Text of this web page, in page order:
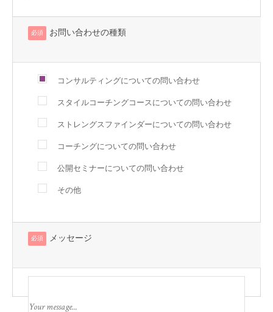
必須 お問い合わせの種類
コンサルティングについての問い合わせ
スタイルコーチングコースについての問い合わせ
ストレングスファインダーについての問い合わせ
コーチングについての問い合わせ
公開セミナーについての問い合わせ
その他
必須 メッセージ